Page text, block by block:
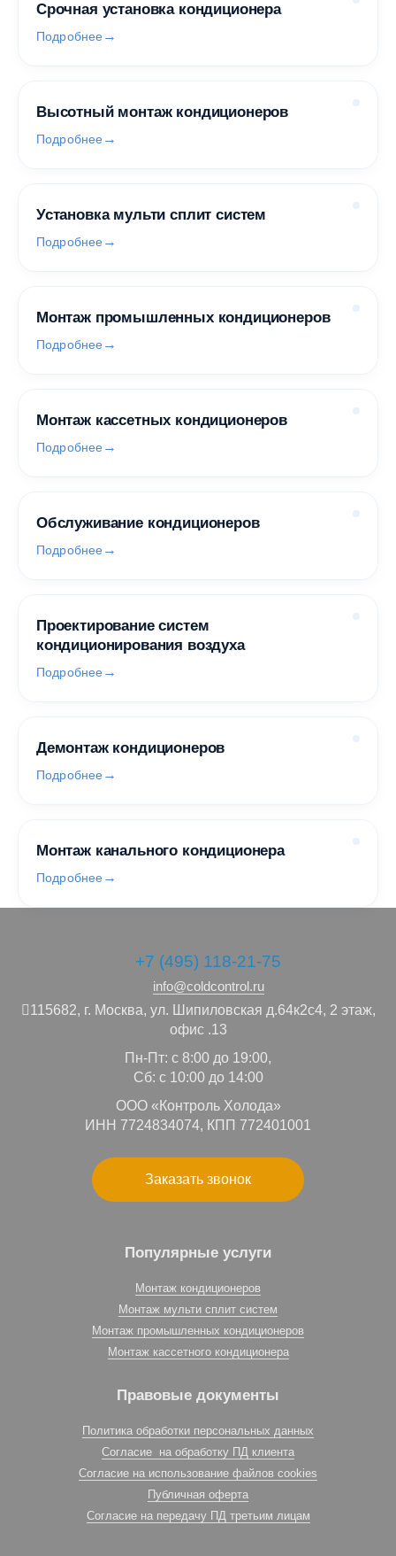
Срочная установка кондиционера
Подробнее
Высотный монтаж кондиционеров
Подробнее
Установка мульти сплит систем
Подробнее
Монтаж промышленных кондиционеров
Подробнее
Монтаж кассетных кондиционеров
Подробнее
Обслуживание кондиционеров
Подробнее
Проектирование систем
кондиционирования воздуха
Подробнее
Демонтаж кондиционеров
Подробнее
Монтаж канального кондиционера
Подробнее
+7 (495) 118-21-75
info@coldcontrol.ru
115682, г. Москва, ул. Шипиловская д.64к2с4, 2 этаж,
офис .13
Пн-Пт: с 8:00 до 19:00,
Сб: с 10:00 до 14:00
ООО «Контроль Холода»
ИНН 7724834074, КПП 772401001
Заказать звонок
Популярные услуги
Монтаж кондиционеров
Монтаж мульти сплит систем
Монтаж промышленных кондиционеров
Монтаж кассетного кондиционера
Правовые документы
Политика обработки персональных данных
Согласие на обработку ПД клиента
Согласие на использование файлов cookies
Публичная оферта
Согласие на передачу ПД третьим лицам